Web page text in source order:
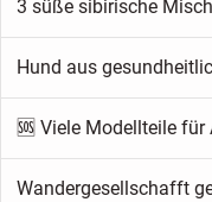
Hund aus
Wandergesellschafft